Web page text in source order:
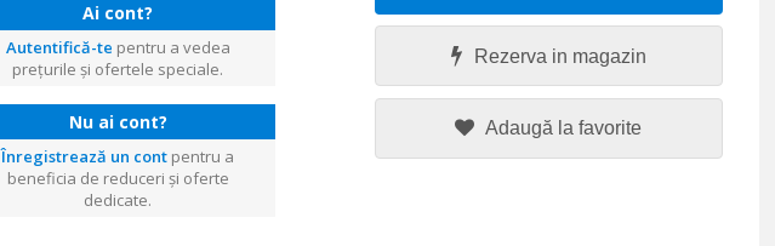
Ai cont?
Autentifică-te pentru a vedea
prețurile și ofertele speciale.
Nu ai cont?
Înregistrează un cont pentru a
beneficia de reduceri și oferte
dedicate.
Rezerva in magazin
Adaugă la favorite